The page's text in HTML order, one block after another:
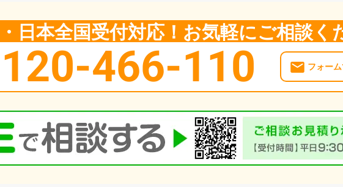
日本全国受付対応！お気軽にご相談く
466-110 フォー